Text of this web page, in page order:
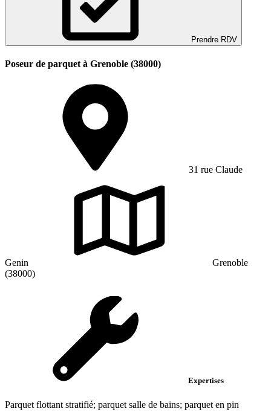
Prendre RDV
Poseur de parquet à Grenoble (38000)
31 rue Claude
Genin
Grenoble
(38000)
Expertises
Parquet flottant stratifié; parquet salle de bains; parquet en pin